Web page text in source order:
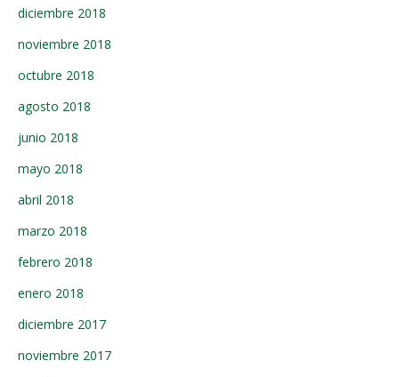
diciembre 2018
noviembre 2018
octubre 2018
agosto 2018
junio 2018
mayo 2018
abril 2018
marzo 2018
febrero 2018
enero 2018
diciembre 2017
noviembre 2017